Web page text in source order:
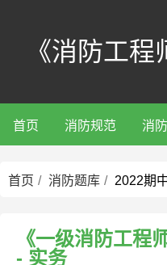
《消防工程
首页 消防规范 消
首页 消防题库 2022期
《一级消防工程
- 实务